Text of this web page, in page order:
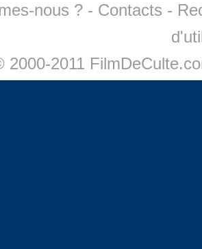
nous ? - Contacts -
2000-2011